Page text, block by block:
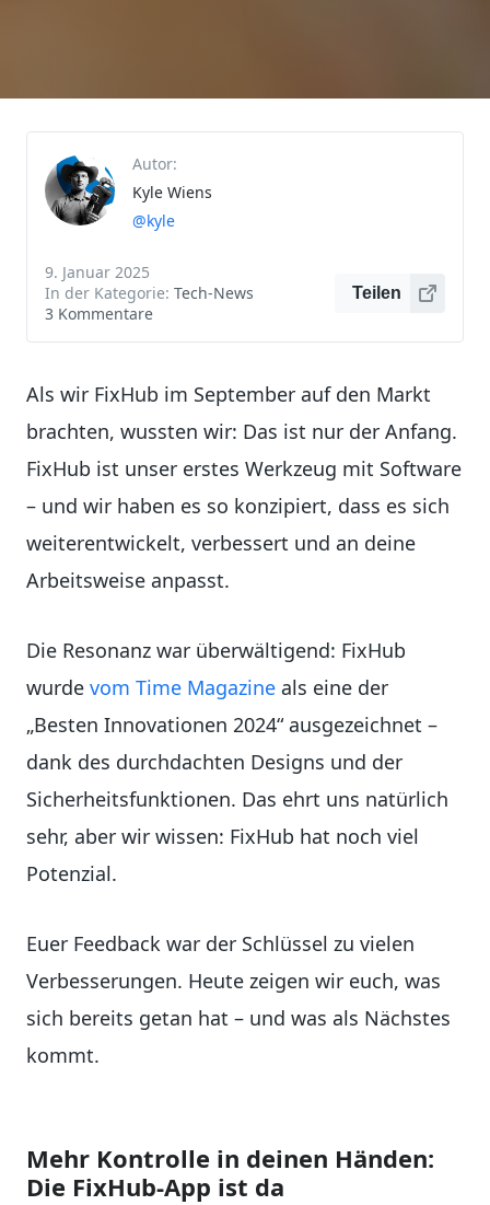
Autor:
Kyle Wiens
@kyle
9. Januar 2025
In der Kategorie: Tech-News
3 Kommentare
Teilen
Als wir FixHub im September auf den Markt
brachten, wussten wir: Das ist nur der Anfang.
FixHub ist unser erstes Werkzeug mit Software
– und wir haben es so konzipiert, dass es sich
weiterentwickelt, verbessert und an deine
Arbeitsweise anpasst.
Die Resonanz war überwältigend: FixHub
wurde vom Time Magazine als eine der
„Besten Innovationen 2024“ ausgezeichnet –
dank des durchdachten Designs und der
Sicherheitsfunktionen. Das ehrt uns natürlich
sehr, aber wir wissen: FixHub hat noch viel
Potenzial.
Euer Feedback war der Schlüssel zu vielen
Verbesserungen. Heute zeigen wir euch, was
sich bereits getan hat – und was als Nächstes
kommt.
Mehr Kontrolle in deinen Händen:
Die FixHub-App ist da